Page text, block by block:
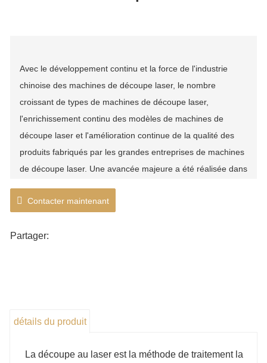
Avec le développement continu et la force de l'industrie
chinoise des machines de découpe laser, le nombre
croissant de types de machines de découpe laser,
l'enrichissement continu des modèles de machines de
découpe laser et l'amélioration continue de la qualité des
produits fabriqués par les grandes entreprises de machines
de découpe laser. Une avancée majeure a été réalisée dans
laser nationales. Lin laser s'appuie sur sa forte force de
l'ensemble du pays et tournée vers le monde. Alors que les
grand format et super long, peut placer une variété de
traitement. Traitement intelligent, il n'est pas nécessaire de
Contacter maintenant
Partager:
détails du produit
La découpe au laser est la méthode de traitement la